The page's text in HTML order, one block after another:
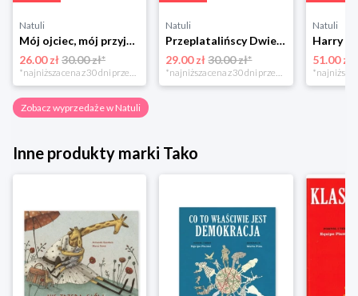
Natuli
Mój ojciec, mój przyjaciel Element
26.00 zł30.00 zł*
*najniższa cena z 30 dni przed obniżką
Natuli
Przeplatalińscy Dwie siostry
29.00 zł 30.00 zł*
*najniższa cena z 30 dni przed obniżką
Natuli
51.00 zł
Zobacz wyprzedaże w Natuli
Inne produkty marki Tako